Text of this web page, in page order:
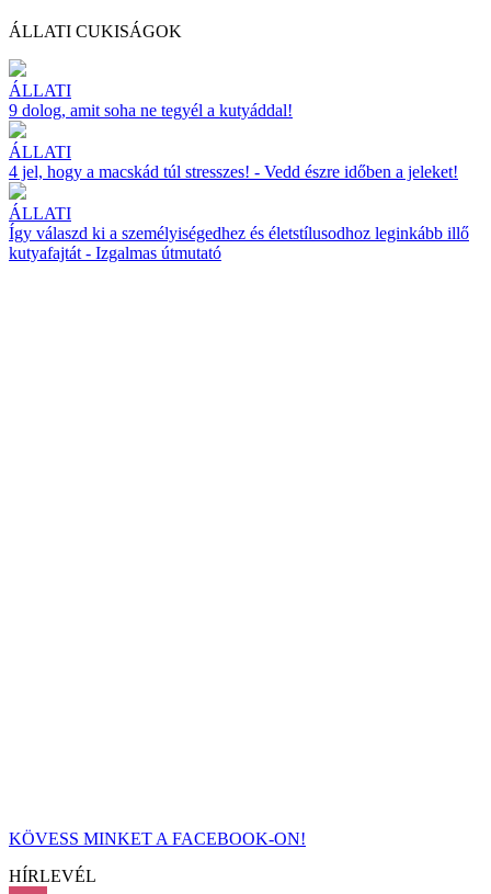
ÁLLATI CUKISÁGOK
ÁLLATI
9 dolog, amit soha ne tegyél a kutyáddal!
ÁLLATI
4 jel, hogy a macskád túl stresszes! - Vedd észre időben a jeleket!
ÁLLATI
Így válaszd ki a személyiségedhez és életstílusodhoz leginkább illő
kutyafajtát - Izgalmas útmutató
KÖVESS MINKET A FACEBOOK-ON!
HÍRLEVÉL